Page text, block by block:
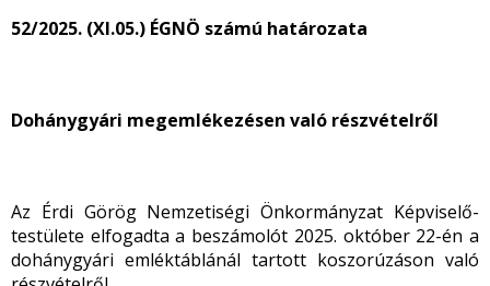
52/2025. (XI.05.) ÉGNÖ számú határozata
Dohánygyári megemlékezésen való részvételről
Az Érdi Görög Nemzetiségi Önkormányzat Képviselő-
testülete elfogadta a beszámolót 2025. október 22-én a
dohánygyári emléktáblánál tartott koszorúzáson való